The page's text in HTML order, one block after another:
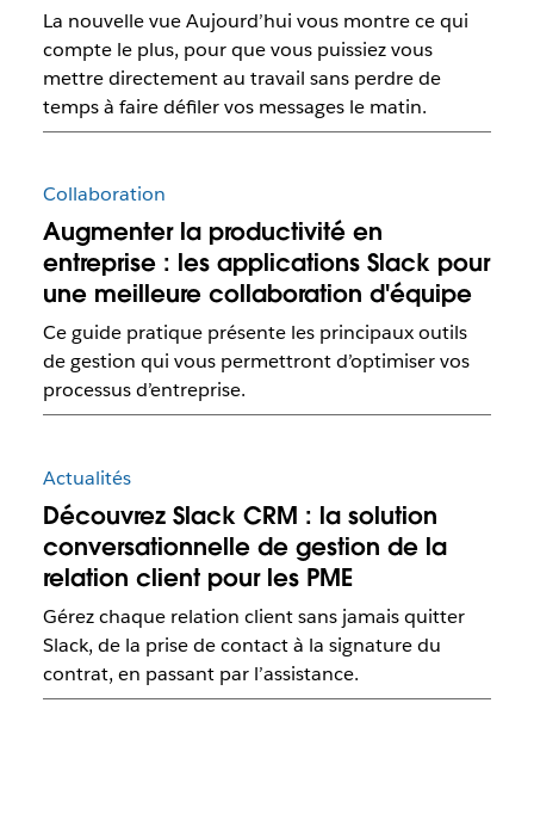
La nouvelle vue Aujourd’hui vous montre ce qui
compte le plus, pour que vous puissiez vous
mettre directement au travail sans perdre de
temps à faire défiler vos messages le matin.
Collaboration
Augmenter la productivité en
entreprise : les applications Slack pour
une meilleure collaboration d'équipe
Ce guide pratique présente les principaux outils
de gestion qui vous permettront d’optimiser vos
processus d’entreprise.
Actualités
Découvrez Slack CRM : la solution
conversationnelle de gestion de la
relation client pour les PME
Gérez chaque relation client sans jamais quitter
Slack, de la prise de contact à la signature du
contrat, en passant par l’assistance.